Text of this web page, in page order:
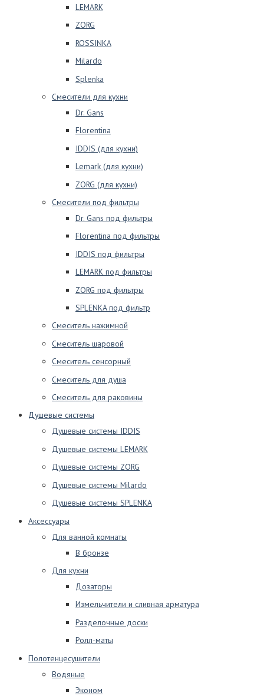
LEMARK
ZORG
ROSSINKA
Milardo
Splenka
Смесители для кухни
Dr. Gans
Florentina
IDDIS (для кухни)
Lemark (для кухни)
ZORG (для кухни)
Смесители под фильтры
Dr. Gans под фильтры
Florentina под фильтры
IDDIS под фильтры
LEMARK под фильтры
ZORG под фильтры
SPLENKA под фильтр
Смеситель нажимной
Смеситель шаровой
Смеситель сенсорный
Смеситель для душа
Смеситель для раковины
Душевые системы
Душевые системы IDDIS
Душевые системы LEMARK
Душевые системы ZORG
Душевые системы Milardo
Душевые системы SPLENKA
Аксессуары
Для ванной комнаты
В бронзе
Для кухни
Дозаторы
Измельчители и сливная арматура
Разделочные доски
Ролл-маты
Полотенцесушители
Водяные
Эконом